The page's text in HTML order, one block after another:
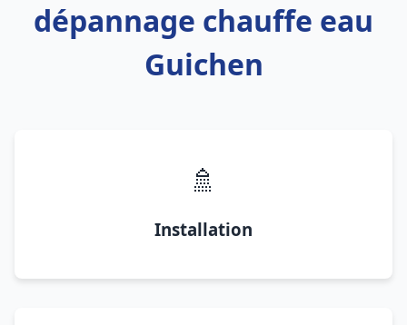
dépannage chauffe eau
Guichen
🚿
Installation